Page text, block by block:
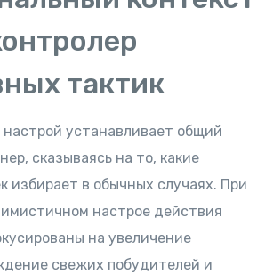
тактик
устанавливает общий
сказываясь на то, какие
избирает в обычных случаях. При
настрое действия
на увеличение
свежих побудителей и